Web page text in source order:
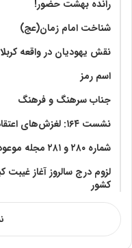
رانده بهشت‌ حضور!
شناخت امام زمان(عج)
نقش یهودیان در واقعه کربلا
اسم رمز
جناب سرهنگ و فرهنگ
نشست ۱۶۴: لغزش‌های اعتقادی در عصر غیبت
شماره ۲۸۰ و ۲۸۱ مجله موعود منتشر شد
لزوم درج سالروز آغاز
کشور